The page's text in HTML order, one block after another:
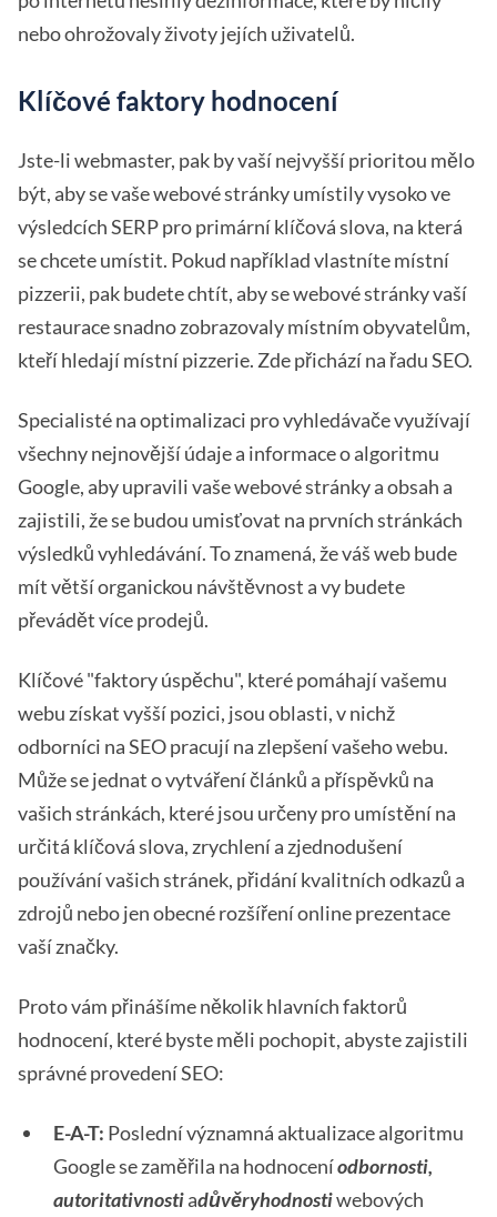
nebo ohrožovaly životy jejích uživatelů.
Klíčové faktory hodnocení
Jste-li webmaster, pak by vaší nejvyšší prioritou mělo
být, aby se vaše webové stránky umístily vysoko ve
výsledcích SERP pro primární klíčová slova, na která
se chcete umístit. Pokud například vlastníte místní
pizzerii, pak budete chtít, aby se webové stránky vaší
restaurace snadno zobrazovaly místním obyvatelům,
kteří hledají místní pizzerie. Zde přichází na řadu SEO.
Specialisté na optimalizaci pro vyhledávače využívají
všechny nejnovější údaje a informace o algoritmu
Google, aby upravili vaše webové stránky a obsah a
zajistili, že se budou umisťovat na prvních stránkách
výsledků vyhledávání. To znamená, že váš web bude
mít větší organickou návštěvnost a vy budete
převádět více prodejů.
Klíčové "faktory úspěchu", které pomáhají vašemu
webu získat vyšší pozici, jsou oblasti, v nichž
odborníci na SEO pracují na zlepšení vašeho webu.
Může se jednat o vytváření článků a příspěvků na
vašich stránkách, které jsou určeny pro umístění na
určitá klíčová slova, zrychlení a zjednodušení
používání vašich stránek, přidání kvalitních odkazů a
zdrojů nebo jen obecné rozšíření online prezentace
vaší značky.
Proto vám přinášíme několik hlavních faktorů
hodnocení, které byste měli pochopit, abyste zajistili
správné provedení SEO:
E-A-T: Poslední významná aktualizace algoritmu
Google se zaměřila na hodnoceníodbornosti,
autoritativnostiadůvěryhodnostiwebových